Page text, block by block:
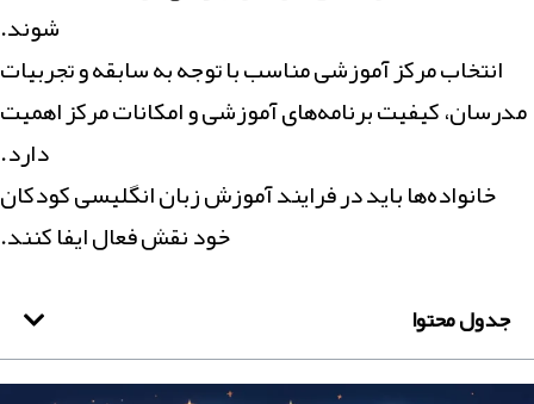
شوند.
انتخاب مرکز آموزشی مناسب با توجه به سابقه و تجربیات
مدرسان، کیفیت برنامه‌های آموزشی و امکانات مرکز اهمیت
دارد.
خانواده‌ها باید در فرایند آموزش زبان انگلیسی کودکان
خود نقش فعال ایفا کنند.
جدول محتوا